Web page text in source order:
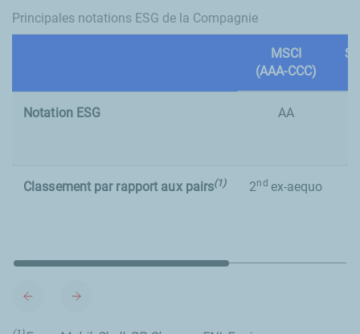
Principales notations ESG de la Compagnie
MSCI
(AAA-CCC)
Notation ESG AA
Classement par rapport aux pairs(1) 2nd ex-aequo